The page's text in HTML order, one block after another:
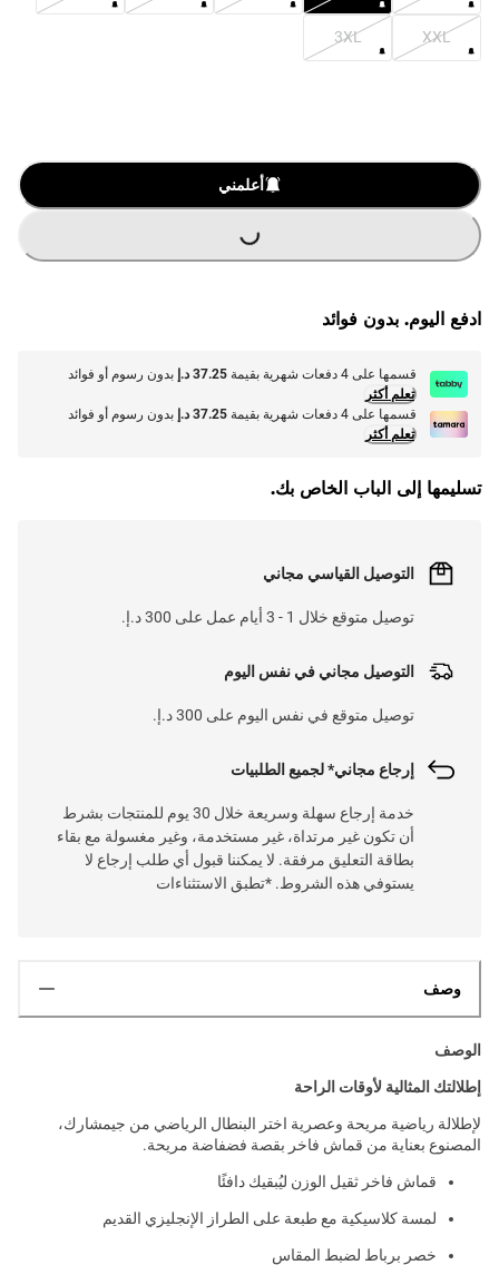
XXL
3XL
أعلمني
G
.
ادفع اليوم. بدون فوائد
قسمها على 4 دفعات شهرية بقيمة 37.25 د.إ
بدون رسوم أو فوائد
تعلم أكثر
قسمها على 4 دفعات شهرية بقيمة
37.25 د.إ
بدون رسوم أو فوائد
تعلم أكثر
تسليمها إلى الباب الخاص بك.
التوصيل القياسي مجاني
توصيل متوقع خلال 1 - 3 أيام عمل على 300 د.إ.
التوصيل مجاني في نفس اليوم
توصيل متوقع في نفس اليوم على 300 د.إ.
إرجاع مجاني* لجميع الطلبيات
خدمة إرجاع سهلة وسريعة خلال 30 يوم للمنتجات بشرط
أن تكون غير مرتداة، غير مستخدمة، وغير مغسولة مع بقاء
بطاقة التعليق مرفقة. لا يمكننا قبول أي طلب إرجاع لا
يستوفي هذه الشروط. *تطبق الاستثناءات
وصف
الوصف
إطلالتك المثالية لأوقات الراحة
لإطلالة رياضية مريحة وعصرية اختر البنطال الرياضي من جيمشارك،
المصنوع بعناية من قماش فاخر بقصة فضفاضة مريحة.
قماش فاخر ثقيل الوزن ليُبقيك دافئًا
لمسة كلاسيكية مع طبعة على الطراز الإنجليزي القديم
خصر برباط لضبط المقاس